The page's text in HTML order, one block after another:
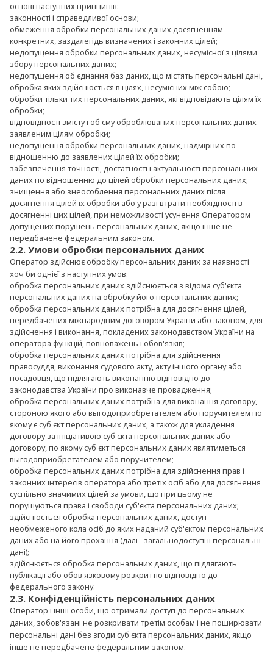
основі наступних принципів:
законності і справедливої основи;
обмеження обробки персональних даних досягненням
конкретних, заздалегідь визначених і законних цілей;
недопущення обробки персональних даних, несумісної з цілями
збору персональних даних;
недопущення об'єднання баз даних, що містять персональні дані,
обробка яких здійснюється в цілях, несумісних між собою;
обробки тільки тих персональних даних, які відповідають цілям їх
обробки;
відповідності змісту і об'єму оброблюваних персональних даних
заявленим цілям обробки;
недопущення обробки персональних даних, надмірних по
відношенню до заявлених цілей їх обробки;
забезпечення точності, достатності і актуальності персональних
даних по відношенню до цілей обробки персональних даних;
знищення або знеособлення персональних даних після
досягнення цілей їх обробки або у разі втрати необхідності в
досягненні цих цілей, при неможливості усунення Оператором
допущених порушень персональних даних, якщо інше не
передбачене федеральним законом.
2.2. Умови обробки персональних даних
Оператор здійснює обробку персональних даних за наявності
хоч би однієї з наступних умов:
обробка персональних даних здійснюється з відома суб'єкта
персональних даних на обробку його персональних даних;
обробка персональних даних потрібна для досягнення цілей,
передбачених міжнародним договором України або законом, для
здійснення і виконання, покладених законодавством України на
оператора функцій, повноважень і обов'язків;
обробка персональних даних потрібна для здійснення
правосуддя, виконання судового акту, акту іншого органу або
посадовця, що підлягають виконанню відповідно до
законодавства України про виконавче провадження;
обробка персональних даних потрібна для виконання договору,
стороною якого або выгодоприобретателем або поручителем по
якому є суб'єкт персональних даних, а також для укладення
договору за ініціативою суб'єкта персональних даних або
договору, по якому суб'єкт персональних даних являтиметься
выгодоприобретателем або поручителем;
обробка персональних даних потрібна для здійснення прав і
законних інтересів оператора або третіх осіб або для досягнення
суспільно значимих цілей за умови, що при цьому не
порушуються права і свободи суб'єкта персональних даних;
здійснюється обробка персональних даних, доступ
необмеженого кола осіб до яких наданий суб'єктом персональних
даних або на його прохання (далі - загальнодоступні персональні
дані);
здійснюється обробка персональних даних, що підлягають
публікації або обов'язковому розкриттю відповідно до
федерального закону.
2.3. Конфіденційність персональних даних
Оператор і інші особи, що отримали доступ до персональних
даних, зобов'язані не розкривати третім особам і не поширювати
персональні дані без згоди суб'єкта персональних даних, якщо
інше не передбачене федеральним законом.